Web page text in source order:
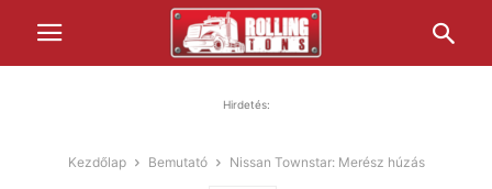
Hirdetés:
Kezdőlap Bemutató Nissan Townstar: Merész húzás